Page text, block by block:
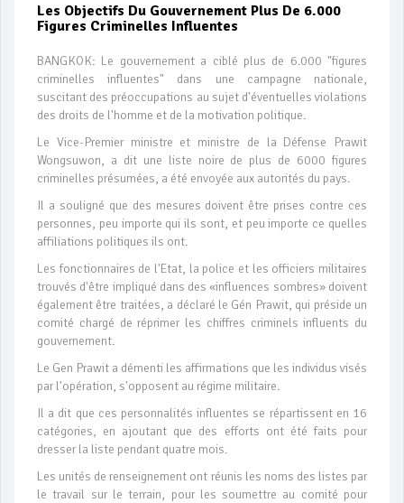
Les Objectifs Du Gouvernement Plus De 6.000
Figures Criminelles Influentes
BANGKOK: Le gouvernement a ciblé plus de 6.000 "figures
criminelles influentes" dans une campagne nationale,
suscitant des préoccupations au sujet d'éventuelles violations
des droits de l'homme et de la motivation politique.
Le Vice-Premier ministre et ministre de la Défense Prawit
Wongsuwon, a dit une liste noire de plus de 6000 figures
criminelles présumées, a été envoyée aux autorités du pays.
Il a souligné que des mesures doivent être prises contre ces
personnes, peu importe qui ils sont, et peu importe ce quelles
affiliations politiques ils ont.
Les fonctionnaires de l'Etat, la police et les officiers militaires
trouvés d'être impliqué dans des «influences sombres» doivent
également être traitées, a déclaré le Gén Prawit, qui préside un
comité chargé de réprimer les chiffres criminels influents du
gouvernement.
Le Gen Prawit a démenti les affirmations que les individus visés
par l'opération, s'opposent au régime militaire.
Il a dit que ces personnalités influentes se répartissent en 16
catégories, en ajoutant que des efforts ont été faits pour
dresser la liste pendant quatre mois.
Les unités de renseignement ont réunis les noms des listes par
le travail sur le terrain, pour les soumettre au comité pour